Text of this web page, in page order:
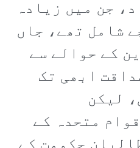
46 افراد، جن میں زیادہ
شامل تھے، جاں
کے حوالے سے
ابھی تک
لیکن
متحدہ کے